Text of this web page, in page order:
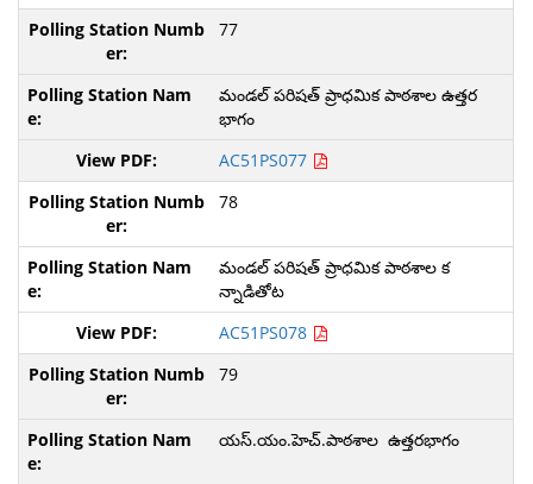
77
మండల్ పరిషత్ ప్రాధమిక పాఠశాల ఉత్తర
భాగం
AC51PS077
78
మండల్ పరిషత్ ప్రాధమిక పాఠశాల క
న్నాడితోట
AC51PS078
79
యస్.యం.హెచ్.పాఠశాల ఉత్తరభాగం